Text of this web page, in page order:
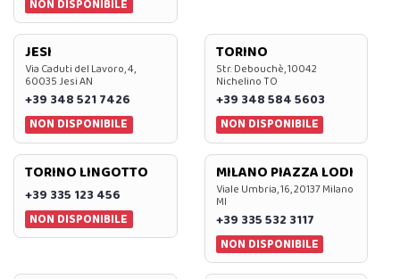
NON DISPONIBILE
JESI
Via Caduti del Lavoro, 4,
60035 Jesi AN
+39 348 521 7426
NON DISPONIBILE
TORINO
Str. Debouchè, 10042
Nichelino TO
+39 348 584 5603
NON DISPONIBILE
TORINO LINGOTTO
+39 335 123 456
NON DISPONIBILE
MILANO PIAZZA LODI
Viale Umbria, 16, 20137 Milano
MI
+39 335 532 3117
NON DISPONIBILE